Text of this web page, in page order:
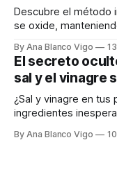
Descubre el método
se oxide,
By Ana Blanco Vigo
El secreto
sal y el vinagre
¿Sal y vinagre en
ingredientes
By Ana Blanco Vigo